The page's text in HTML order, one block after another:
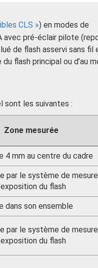
CLS
) en modes de
avec pré-éclair pilote
de flash asservi sans fil
flash principal ou d’au
sont les suivantes :
Zone mesurée
4 mm au centre du cadre
par le système de
du flash
dans son ensemble
par le système de
du flash